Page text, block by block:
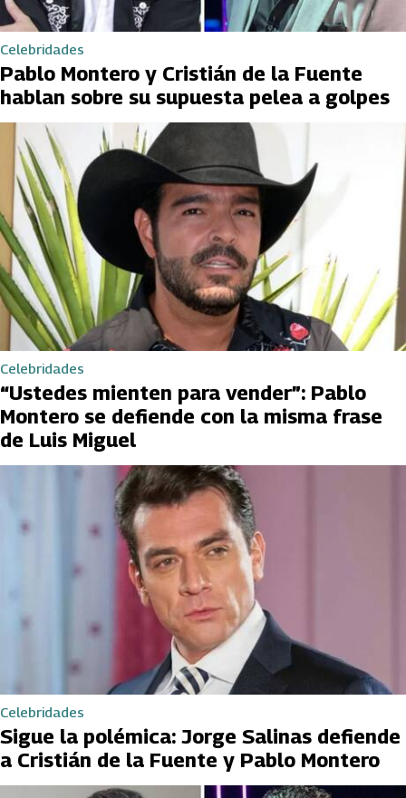
Celebridades
Pablo Montero y Cristián de la Fuente
hablan sobre su supuesta pelea a golpes
Celebridades
“Ustedes mienten para vender”: Pablo
Montero se defiende con la misma frase
de Luis Miguel
Celebridades
Sigue la polémica: Jorge Salinas defiende
a Cristián de la Fuente y Pablo Montero